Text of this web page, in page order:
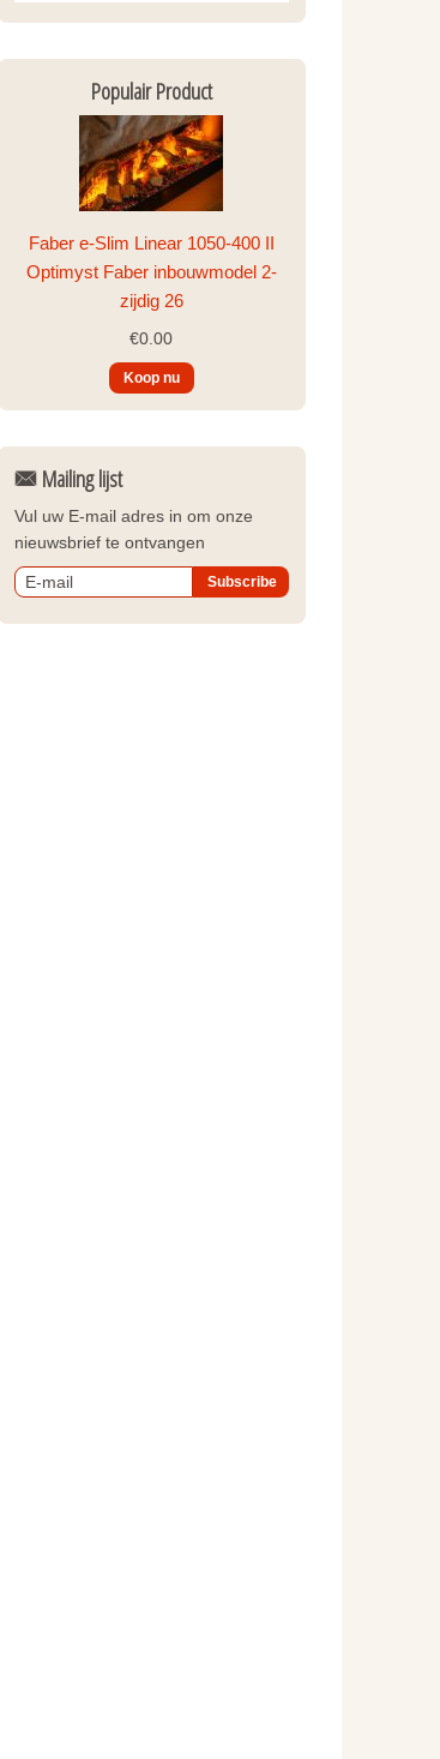
Populair Product
Faber e-Slim Linear 1050-400 II
Optimyst Faber inbouwmodel 2-
zijdig 26
€0.00
Mailing lijst
Vul uw E-mail adres in om onze
nieuwsbrief te ontvangen